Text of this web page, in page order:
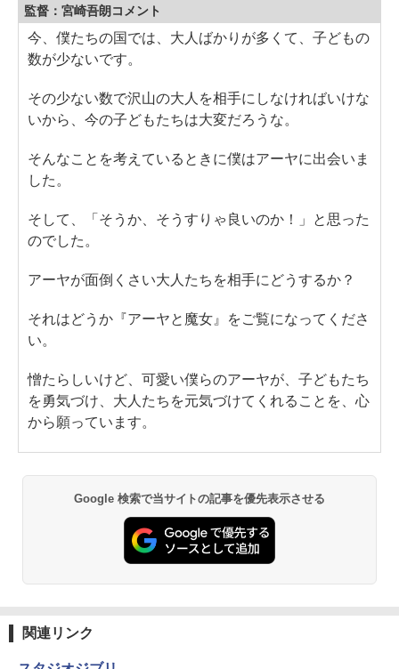
監督：宮崎吾朗コメント
今、僕たちの国では、大人ばかりが多くて、子どもの
数が少ないです。
その少ない数で沢山の大人を相手にしなければいけな
いから、今の子どもたちは大変だろうな。
そんなことを考えているときに僕はアーヤに出会いま
した。
そして、「そうか、そうすりゃ良いのか！」と思った
のでした。
アーヤが面倒くさい大人たちを相手にどうするか？
それはどうか『アーヤと魔女』をご覧になってくださ
い。
憎たらしいけど、可愛い僕らのアーヤが、子どもたち
を勇気づけ、大人たちを元気づけてくれることを、心
から願っています。
Google 検索で当サイトの記事を優先表示させる
関連リンク